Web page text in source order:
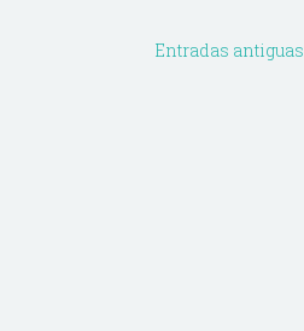
Entradas antiguas